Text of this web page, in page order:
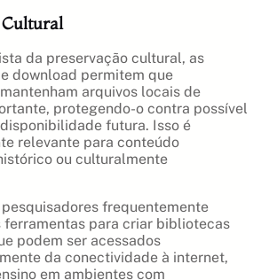
Cultural
da preservação cultural, as
download permitem que
arquivos locais de
protegendo-o contra possível
futura. Isso é
relevante para conteúdo
ou culturalmente
frequentemente
ferramentas para criar bibliotecas
podem ser acessados
da conectividade à internet,
em ambientes com